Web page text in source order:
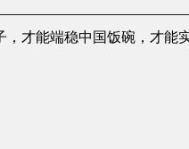
，才能端稳中国饭碗，才能